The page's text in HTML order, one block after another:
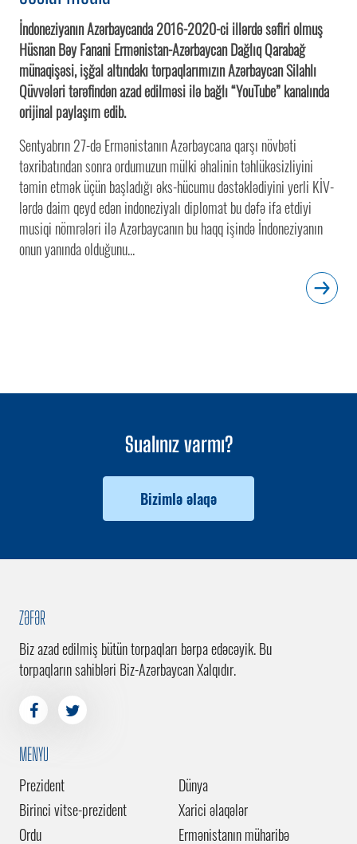
İndoneziyanın Azərbaycanda 2016-2020-ci illərdə səfiri olmuş
Hüsnan Bəy Fanani Ermənistan-Azərbaycan Dağlıq Qarabağ
münaqişəsi, işğal altındakı torpaqlarımızın Azərbaycan Silahlı
Qüvvələri tərəfindən azad edilməsi ilə bağlı “YouTube” kanalında
orijinal paylaşım edib.
Sentyabrın 27-də Ermənistanın Azərbaycana qarşı növbəti
təxribatından sonra ordumuzun mülki əhalinin təhlükəsizliyini
təmin etmək üçün başladığı əks-hücumu dəstəklədiyini yerli KİV-
lərdə daim qeyd edən indoneziyalı diplomat bu dəfə ifa etdiyi
musiqi nömrələri ilə Azərbaycanın bu haqq işində İndoneziyanın
onun yanında olduğunu...
Sualınız varmı?
Bizimlə əlaqə
ZƏFƏR
Biz azad edilmiş bütün torpaqları bərpa edəcəyik. Bu
torpaqların sahibləri Biz-Azərbaycan Xalqıdır.
MENYU
Prezident
Birinci vitse-prezident
Ordu
Dünya
Xarici əlaqələr
Ermənistanın müharibə